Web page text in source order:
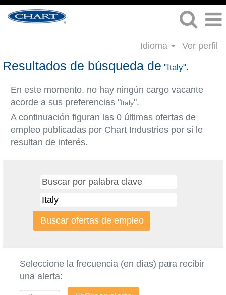
Idioma Ver perfil
Resultados de búsqueda de "Italy".
En este momento, no hay ningún cargo vacante
acorde a sus preferencias "Italy".
A continuación figuran las 0 últimas ofertas de
empleo publicadas por Chart Industries por si le
resultan de interés.
Seleccione la frecuencia (en días) para recibir
una alerta: